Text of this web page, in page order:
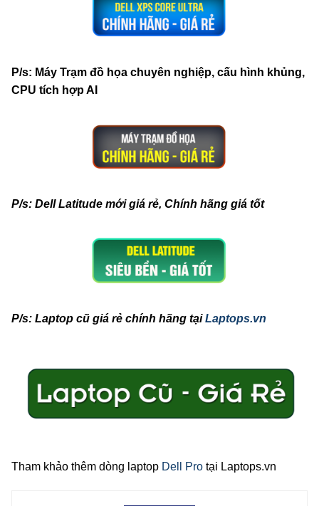
P/s: Máy Trạm đồ họa chuyên nghiệp, cấu hình khủng,
CPU tích hợp AI
P/s: Dell Latitude mới giá rẻ, Chính hãng giá tốt
P/s: Laptop cũ giá rẻ chính hãng tạiLaptops.vn
Tham khảo thêm dòng laptop Dell Pro tại Laptops.vn